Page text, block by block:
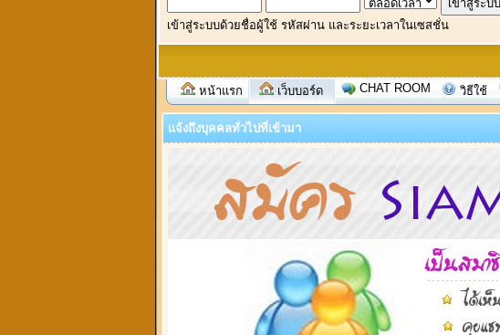
เข้าสู่ระบบด้วยชื่อผู้ใช้ รหัสผ่าน และระยะเวลาในเซสชั่น
หน้าแรก เว็บบอร์ด CHAT ROOM วิธีใช้
แจ้งถึงบุคคลทั่วไปที่เข้ามา